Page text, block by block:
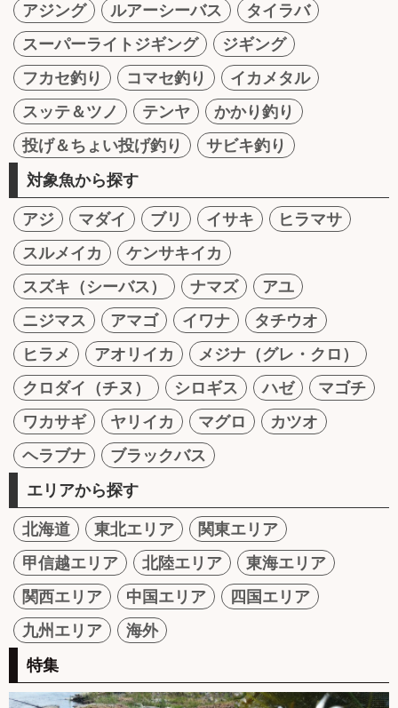
アジング
ルアーシーバス
タイラバ
スーパーライトジギング
ジギング
フカセ釣り
コマセ釣り
イカメタル
スッテ＆ツノ
テンヤ
かかり釣り
投げ＆ちょい投げ釣り
サビキ釣り
対象魚から探す
アジ マダイ ブリ イサキ
ヒラマサ
スルメイカ
ケンサキイカ
スズキ（シーバス）
ナマズ
アユ
ニジマス
アマゴ イワナ
タチウオ
ヒラメ
アオリイカ
メジナ（グレ・クロ）
クロダイ（チヌ）
シロギス ハゼ
マゴチ
ワカサギ
ヤリイカ マグロ
カツオ
ヘラブナ
ブラックバス
エリアから探す
北海道 東北エリア
関東エリア
甲信越エリア
北陸エリア
東海エリア
関西エリア
中国エリア
四国エリア
九州エリア
海外
特集